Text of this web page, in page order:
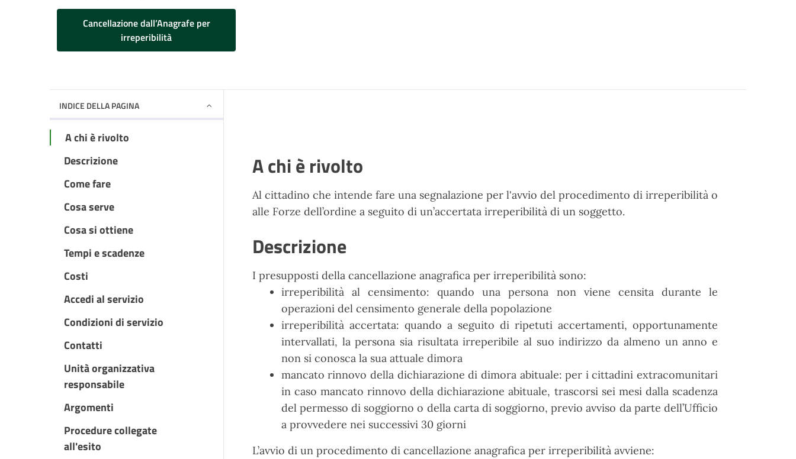
Cancellazione dall’Anagrafe per
irreperibilità
INDICE DELLA PAGINA
A chi è rivolto
Descrizione
Come fare
Cosa serve
Cosa si ottiene
Tempi e scadenze
Costi
Accedi al servizio
Condizioni di servizio
Contatti
Unità organizzativa
responsabile
Argomenti
Procedure collegate
all'esito
A chi è rivolto
Al cittadino che intende fare una segnalazione per l'avvio del procedimento di irreperibilità o
alle Forze dell’ordine a seguito di un’accertata irreperibilità di un soggetto.
Descrizione
I presupposti della cancellazione anagrafica per irreperibilità sono:
irreperibilità al censimento: quando una persona non viene censita durante le
operazioni del censimento generale della popolazione
irreperibilità accertata: quando a seguito di ripetuti accertamenti, opportunamente
intervallati, la persona sia risultata irreperibile al suo indirizzo da almeno un anno e
non si conosca la sua attuale dimora
mancato rinnovo della dichiarazione di dimora abituale: per i cittadini extracomunitari
in caso mancato rinnovo della dichiarazione abituale, trascorsi sei mesi dalla scadenza
del permesso di soggiorno o della carta di soggiorno, previo avviso da parte dell’Ufficio
a provvedere nei successivi 30 giorni
L’avvio di un procedimento di cancellazione anagrafica per irreperibilità avviene: